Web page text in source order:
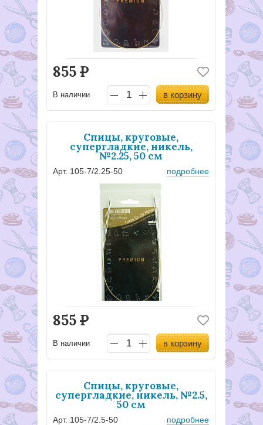
855Р
В наличии в корзину
Спицы, круговые,
супергладкие, никель,
№2.25, 50 см
Арт. 105-7/2.25-50 подробнее
855Р
В наличии в корзину
Спицы, круговые,
супергладкие, никель, №2.5,
50 см
Арт. 105-7/2.5-50 подробнее